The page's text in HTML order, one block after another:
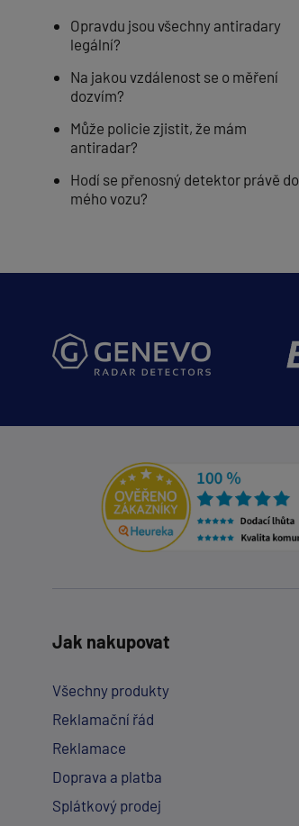
Opravdu jsou všechny antiradary
legální?
Na jakou vzdálenost se o měření
dozvím?
Může policie zjistit, že mám
antiradar?
Hodí se přenosný detektor právě do
mého vozu?
Jak nakupovat
Všechny produkty
Reklamační řád
Reklamace
Doprava a platba
Splátkový prodej